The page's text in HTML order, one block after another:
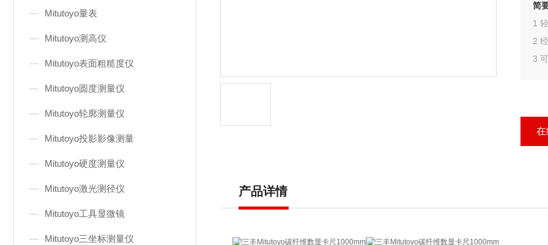
Mitutoyo量表
Mitutoyo测高仪
Mitutoyo表面粗糙度仪
Mitutoyo圆度测量仪
Mitutoyo轮廓测量仪
Mitutoyo投影影像测量
Mitutoyo硬度测量仪
Mitutoyo激光测径仪
Mitutoyo工具显微镜
Mitutoyo三坐标测量仪
简
1
2
3
在
产品详情